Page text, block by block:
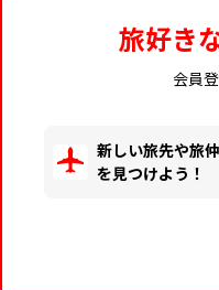
旅好き
会員
新しい旅先や旅
を見つけよう！